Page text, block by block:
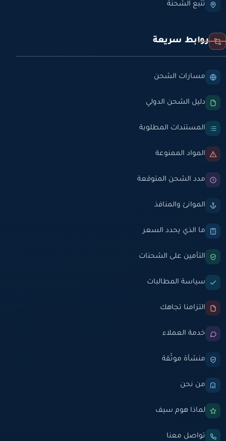
تتبع الشحنة
روابط سريعة
مسارات الشحن
دليل الشحن الدولي
المستندات المطلوبة
المواد الممنوعة
مدد الشحن المتوقعة
الموانئ والمنافذ
ما الذي يحدد السعر
التأمين على الشحنات
سياسة المطالبات
التزامنا تجاهك
خدمة العملاء
منشأة موثّقة
من نحن
لماذا هوم سيف
تواصل معنا